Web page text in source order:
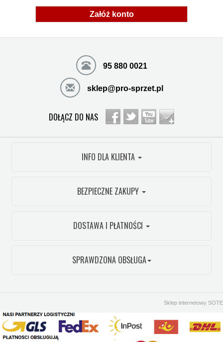
Załóż konto
95 880 0021
sklep@pro-sprzet.pl
DOŁĄCZ DO NAS
INFO DLA KLIENTA
BEZPIECZNE ZAKUPY
DOSTAWA I PŁATNOŚCI
SPRAWDZONA OBSŁUGA
Sklep internetowy SOTE